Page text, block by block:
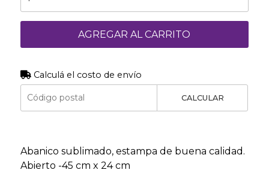
AGREGAR AL CARRITO
Calculá el costo de envío
CALCULAR
Abanico sublimado, estampa de buena calidad.
Abierto -45 cm x 24 cm